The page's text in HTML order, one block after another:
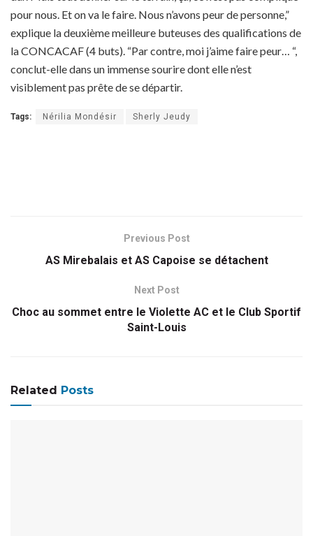
pour nous. Et on va le faire. Nous n’avons peur de personne,”
explique la deuxième meilleure buteuses des qualifications de
la CONCACAF (4 buts). “Par contre, moi j’aime faire peur… “,
conclut-elle dans un immense sourire dont elle n’est
visiblement pas prête de se départir.
Tags: Nérilia Mondésir Sherly Jeudy
Previous Post
AS Mirebalais et AS Capoise se détachent
Next Post
Choc au sommet entre le Violette AC et le Club Sportif
Saint-Louis
Related Posts